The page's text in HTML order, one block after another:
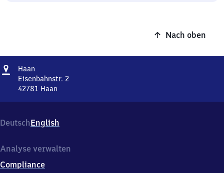
Nach oben
Adresse
Haan
Eisenbahnstr. 2
42781 Haan
2,
4
7
1
DeutschEnglish
Analyse verwalten
Compliance